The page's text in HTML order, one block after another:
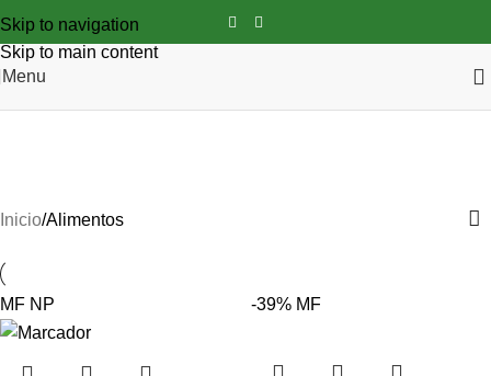
Skip to navigation
Skip to main content
Menu
Inicio Alimentos
MF NP -39% MF